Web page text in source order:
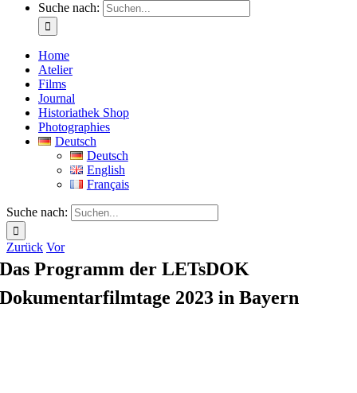
Suche nach:
Home
Atelier
Films
Journal
Historiathek Shop
Photographies
Deutsch
Deutsch
English
Français
Suche nach:
Zurück Vor
Das Programm der LETsDOK
Dokumentarfilmtage 2023 in Bayern